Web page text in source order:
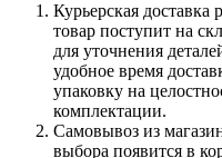
Курьерская доставка
товар поступит на
для уточнения
удобное время
упаковку на
комплектации.
Самовывоз из
выбора появится в